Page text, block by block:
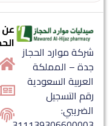
موارد الحجاز
– المملكة
السعودية
التسجيل
عن
الحجاز
عن
الحجاز